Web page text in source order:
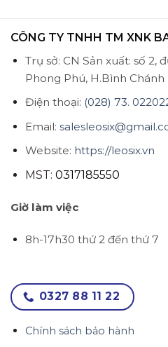
CÔNG TY TNHH TM XNK
Trụ sở: CN Sản xuất: số 2,
Phong Phú, H.Bình Chánh
Điện thoại: (028) 73.
Email:
Website: https://leosix.vn
MST: 0317185550
Giờ làm việc
8h-17h30 thứ 2 đến thứ 7
0327 88 11 22
Chính sách bảo hành